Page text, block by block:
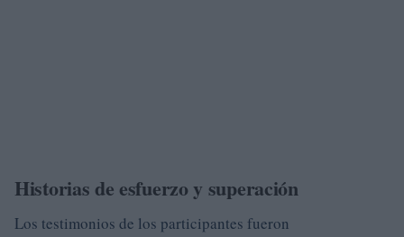
Historias de esfuerzo y superación
Los testimonios de los participantes fueron